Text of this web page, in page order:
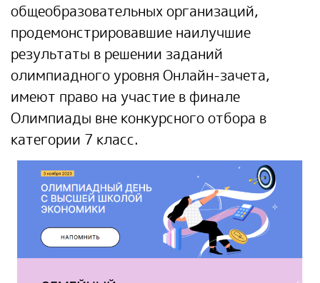
общеобразовательных организаций,
продемонстрировавшие наилучшие
результаты в решении заданий
олимпиадного уровня Онлайн-зачета,
имеют право на участие в финале
Олимпиады вне конкурсного отбора в
категории 7 класс.